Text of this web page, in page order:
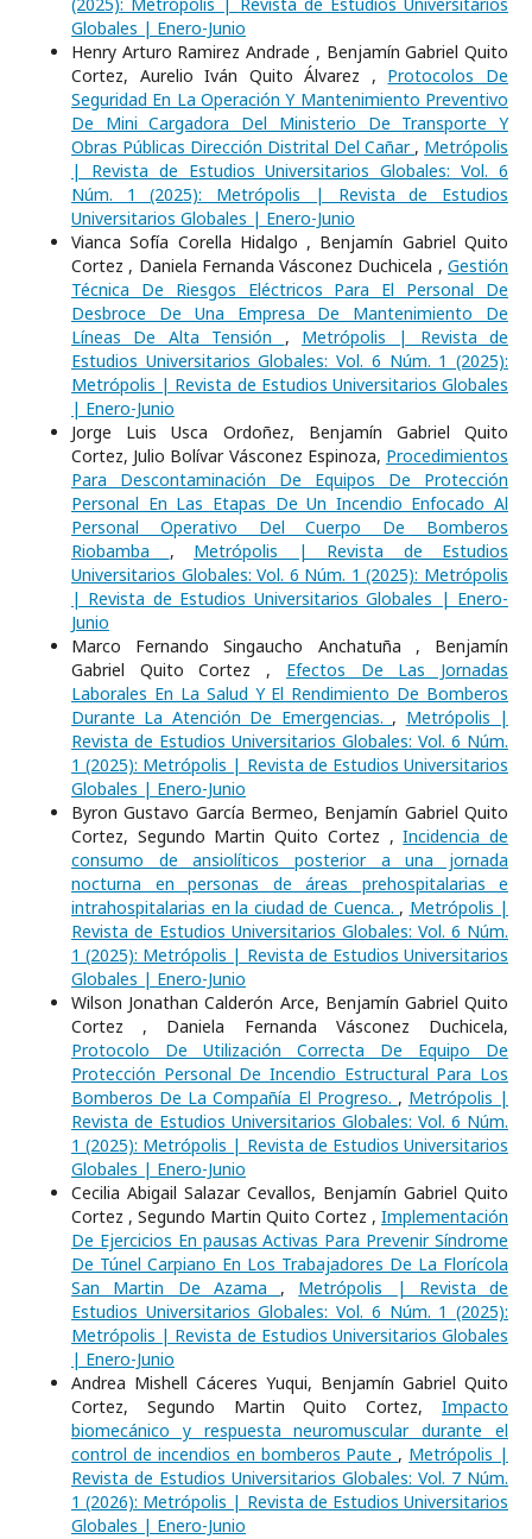
(2025): Metrópolis | Revista de Estudios Universitarios
Globales | Enero-Junio
Henry Arturo Ramirez Andrade , Benjamín Gabriel Quito
Cortez, Aurelio Iván Quito Álvarez , Protocolos De
Seguridad En La Operación Y Mantenimiento Preventivo
De Mini Cargadora Del Ministerio De Transporte Y
Obras Públicas Dirección Distrital Del Cañar , Metrópolis
| Revista de Estudios Universitarios Globales: Vol. 6
Núm. 1 (2025): Metrópolis | Revista de Estudios
Universitarios Globales | Enero-Junio
Vianca Sofía Corella Hidalgo , Benjamín Gabriel Quito
Cortez , Daniela Fernanda Vásconez Duchicela , Gestión
Técnica De Riesgos Eléctricos Para El Personal De
Desbroce De Una Empresa De Mantenimiento De
Líneas De Alta Tensión , Metrópolis | Revista de
Estudios Universitarios Globales: Vol. 6 Núm. 1 (2025):
Metrópolis | Revista de Estudios Universitarios Globales
| Enero-Junio
Jorge Luis Usca Ordoñez, Benjamín Gabriel Quito
Cortez, Julio Bolívar Vásconez Espinoza, Procedimientos
Para Descontaminación De Equipos De Protección
Personal En Las Etapas De Un Incendio Enfocado Al
Personal Operativo Del Cuerpo De Bomberos
Riobamba , Metrópolis | Revista de Estudios
Universitarios Globales: Vol. 6 Núm. 1 (2025): Metrópolis
| Revista de Estudios Universitarios Globales | Enero-
Junio
Marco Fernando Singaucho Anchatuña , Benjamín
Gabriel Quito Cortez , Efectos De Las Jornadas
Laborales En La Salud Y El Rendimiento De Bomberos
Durante La Atención De Emergencias. , Metrópolis |
Revista de Estudios Universitarios Globales: Vol. 6 Núm.
1 (2025): Metrópolis | Revista de Estudios Universitarios
Globales | Enero-Junio
Byron Gustavo García Bermeo, Benjamín Gabriel Quito
Cortez, Segundo Martin Quito Cortez ,Incidencia de
consumo de ansiolíticos posterior a una jornada
nocturna en personas de áreas prehospitalarias e
intrahospitalarias en la ciudad de Cuenca. , Metrópolis |
Revista de Estudios Universitarios Globales: Vol. 6 Núm.
1 (2025): Metrópolis | Revista de Estudios Universitarios
Globales | Enero-Junio
Wilson Jonathan Calderón Arce, Benjamín Gabriel Quito
Cortez , Daniela Fernanda Vásconez Duchicela,
Protocolo De Utilización Correcta De Equipo De
Protección Personal De Incendio Estructural Para Los
Bomberos De La Compañía El Progreso. , Metrópolis |
Revista de Estudios Universitarios Globales: Vol. 6 Núm.
1 (2025): Metrópolis | Revista de Estudios Universitarios
Globales | Enero-Junio
Cecilia Abigail Salazar Cevallos, Benjamín Gabriel Quito
Cortez , Segundo Martin Quito Cortez , Implementación
De Ejercicios En pausas Activas Para Prevenir Síndrome
De Túnel Carpiano En Los Trabajadores De La Florícola
San Martin De Azama , Metrópolis | Revista de
Estudios Universitarios Globales: Vol. 6 Núm. 1 (2025):
Metrópolis | Revista de Estudios Universitarios Globales
| Enero-Junio
Andrea Mishell Cáceres Yuqui, Benjamín Gabriel Quito
Cortez, Segundo Martin Quito Cortez, Impacto
biomecánico y respuesta neuromuscular durante el
control de incendios en bomberos Paute , Metrópolis |
Revista de Estudios Universitarios Globales: Vol. 7 Núm.
1 (2026): Metrópolis | Revista de Estudios Universitarios
Globales | Enero-Junio